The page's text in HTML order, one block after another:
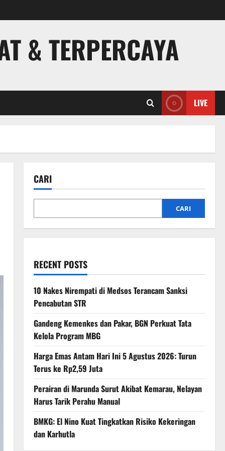
& TERPERCAYA
LIVE
CARI
CARI
RECENT POSTS
10 Nakes Nirempati di Medsos Terancam Sanksi
Pencabutan STR
Gandeng Kemenkes dan Pakar, BGN Perkuat Tata
Kelola Program MBG
Harga Emas Antam Hari Ini 5 Agustus 2026: Turun
Terus ke Rp2,59 Juta
Perairan di Marunda Surut Akibat Kemarau, Nelayan
Harus Tarik Perahu Manual
BMKG: El Nino Kuat Tingkatkan Risiko Kekeringan
dan Karhutla